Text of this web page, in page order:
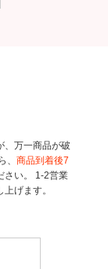
、万一商品が破
、商品到着後7
い。
1-2営業
げます。